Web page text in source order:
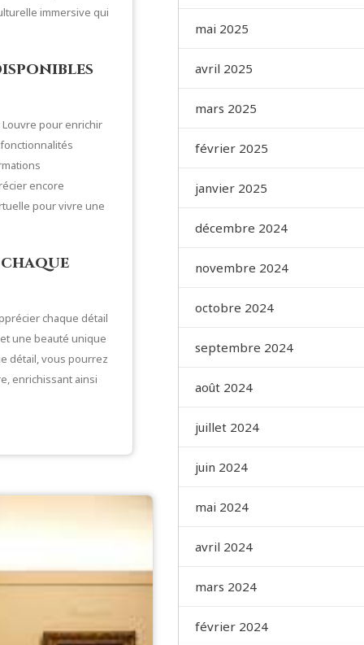
immersive qui
pour enrichir
encore
pour vivre une
chaque détail
une beauté unique
détail, vous pourrez
enrichissant ainsi
mai 2025
avril 2025
mars 2025
février 2025
janvier 2025
décembre 2024
novembre 2024
octobre 2024
septembre 2024
août 2024
juillet 2024
juin 2024
mai 2024
avril 2024
mars 2024
février 2024